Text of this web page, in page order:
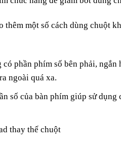
thêm một số cách dùng chuột
phần phím số bên phải,
ngoài quá xa.
số của bàn phím giúp sử
thay thế chuột